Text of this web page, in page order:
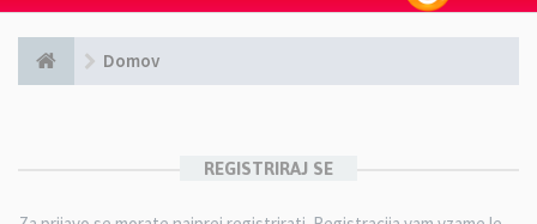
Domov
REGISTRIRAJ SE